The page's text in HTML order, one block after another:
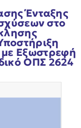
Ένταξης
στο
Εξωστρεφή
ΟΠΣ 2624